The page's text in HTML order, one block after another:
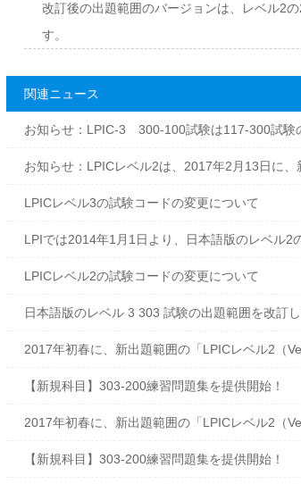
改訂後の出題範囲のバージョンは、レベル2
す。
関連ニュース
お知らせ：LPIC-3 300-100試験は117-300試験
お知らせ：LPICレベル2は、2017年2月13日に
LPICレベル3の試験コードの変更について
LPIでは2014年1月1日より、日本語版のレベル2
LPICレベル2の試験コードの変更について
日本語版のレベル 3 303 試験の出題範囲を改訂
2017年初春に、新出題範囲の「LPICレベル2（
【新規科目】303-200練習問題集を提供開始！
2017年初春に、新出題範囲の「LPICレベル2（
【新規科目】303-200練習問題集を提供開始！